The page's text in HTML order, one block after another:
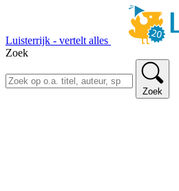
Luisterrijk - vertelt alles
Zoek
Zoek